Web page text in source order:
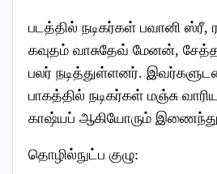
படத்தில் நடிகர்கள் பவானி
கவுதம் வாசுதேவ் மேனன்,
பலர் நடித்துள்ளனர்.
பாகத்தில் நடிகர்கள் மஞ்சு
காஷ்யப் ஆகியோரும்
தொழில்நுட்ப குழு: